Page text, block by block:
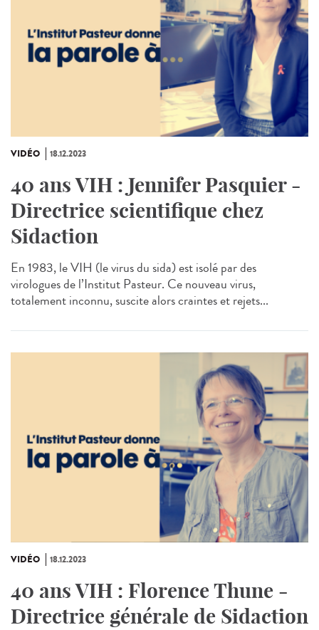
VIDÉO 18.12.2023
40 ans VIH : Jennifer Pasquier -
Directrice scientifique chez
Sidaction
En 1983, le VIH (le virus du sida) est isolé par des
virologues de l’Institut Pasteur. Ce nouveau virus,
totalement inconnu, suscite alors craintes et rejets...
VIDÉO 18.12.2023
40 ans VIH : Florence Thune -
Directrice générale de Sidaction